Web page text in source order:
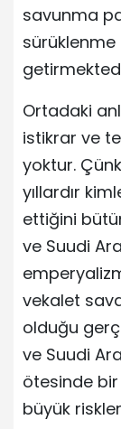
savunma
Ortadaki
istikrar ve
yoktur.
yıllardır
ettiğini
ve Suudi
vekalet
olduğu
ve Suudi
ötesinde bir
büyük